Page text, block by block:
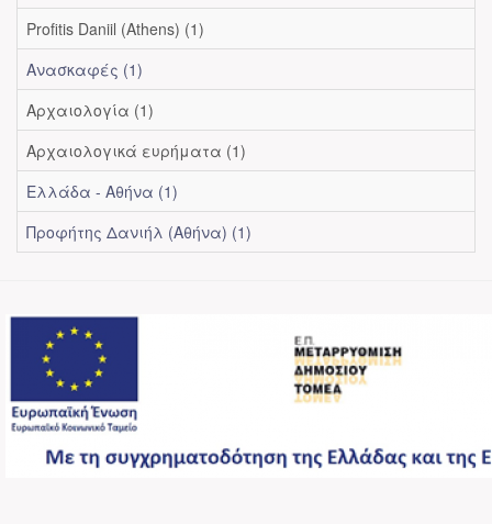
Profitis Daniil (Athens) (1)
Ανασκαφές (1)
Αρχαιολογία (1)
Αρχαιολογικά ευρήματα (1)
Ελλάδα - Αθήνα (1)
Προφήτης Δανιήλ (Αθήνα) (1)